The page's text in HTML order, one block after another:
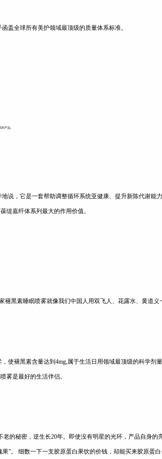
盖全球所有美护领域最顶级的质量体系标准。
产品。
说，它是一套帮助调整循环系统亚健康、提升新陈代谢能
缇嘉纤体系列最大的作用价值。
黑素睡眠喷雾就像我们中国人用双飞人、花露水、黄道义
，使褪黑素含量达到4mg,属于生活日用领域最顶级的科学
雾是最好的生活伴侣。
老的秘密，逆生长20年。即使没有明星的光环，产品自身
”。 细数一下一支胶原蛋白果饮的价钱，却能买来胶原